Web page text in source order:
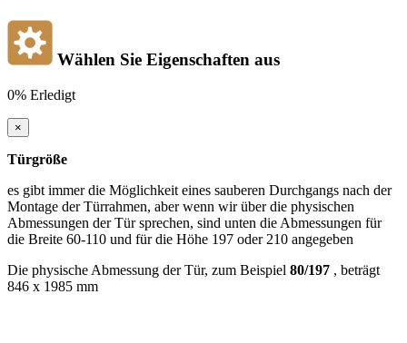
Wählen Sie Eigenschaften aus
0% Erledigt
×
Türgröße
es gibt immer die Möglichkeit eines sauberen Durchgangs nach der
Montage der Türrahmen, aber wenn wir über die physischen
Abmessungen der Tür sprechen, sind unten die Abmessungen für
die Breite 60-110 und für die Höhe 197 oder 210 angegeben
Die physische Abmessung der Tür, zum Beispiel 80/197 , beträgt
846 x 1985 mm